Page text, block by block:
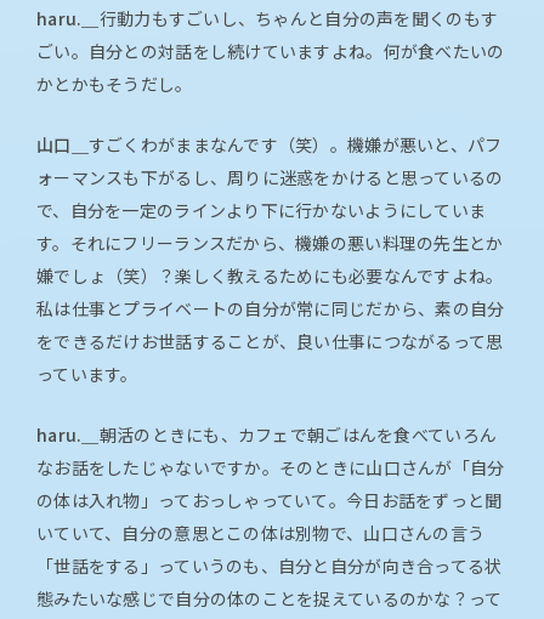
haru.＿ 行動力もすごいし、ちゃんと自分の声を聞くのもす
ごい。自分との対話をし続けていますよね。何が食べたいの
かとかもそうだし。
山口＿ すごくわがままなんです（笑）。機嫌が悪いと、パフ
ォーマンスも下がるし、周りに迷惑をかけると思っているの
で、自分を一定のラインより下に行かないようにしていま
す。それにフリーランスだから、機嫌の悪い料理の先生とか
嫌でしょ（笑）？楽しく教えるためにも必要なんですよね。
私は仕事とプライベートの自分が常に同じだから、素の自分
をできるだけお世話することが、良い仕事につながるって思
っています。
haru.＿ 朝活のときにも、カフェで朝ごはんを食べていろん
なお話をしたじゃないですか。そのときに山口さんが「自分
の体は入れ物」っておっしゃっていて。今日お話をずっと聞
いていて、自分の意思とこの体は別物で、山口さんの言う
「世話をする」っていうのも、自分と自分が向き合ってる状
態みたいな感じで自分の体のことを捉えているのかな？って